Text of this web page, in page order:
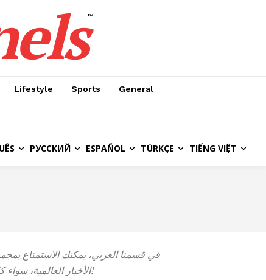
™
Lifestyle Sports General
РУССКИЙ ESPAÑOL TÜRKÇE TIẾNG VIỆT
في قسمنا العربي، يمكنك الاستمتاع
الأخبار العالمية، سواء كان ذلك في الجغرافيا السياسية أو التكنولوجيا أو المناخ أو الصراعات المستمرة أو الصحة أو أي شيء آخر يستحق النشر!